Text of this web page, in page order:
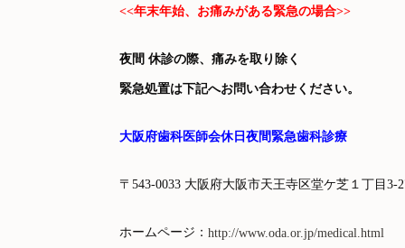
<<年末年始、お痛みがある緊急の場合>>
夜間 休診の際、痛みを取り除く
緊急処置は下記へお問い合わせください。
大阪府歯科医師会休日夜間緊急歯科診療
〒543-0033 大阪府大阪市天王寺区堂ケ芝１丁目3-
ホームページ： http://www.oda.or.jp/medical.html